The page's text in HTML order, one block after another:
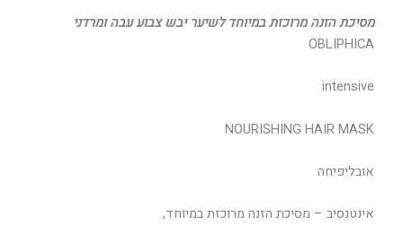
מסיכת הזנה מרוכזת במיוחד לשיער יבש צבוע עבה ומרדני
OBLIPHICA
intensive
NOURISHING HAIR MASK
אובליפיחה
אינטנסיב – מסיכת הזנה מרוכזת במיוחד,